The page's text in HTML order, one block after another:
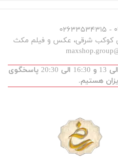
شنبه تا پنجشنبه از ساعت 9 الی 13 و 16:30 الی 20:30 پاسخگوی
هستیم.